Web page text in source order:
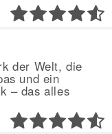
der Welt, die
und ein
– das alles